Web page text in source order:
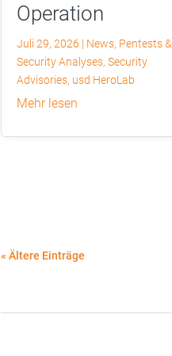
Operation
Juli 29, 2026 | News, Pentests &
Security Analyses, Security
Advisories, usd HeroLab
mehr lesen
« Ältere Einträge